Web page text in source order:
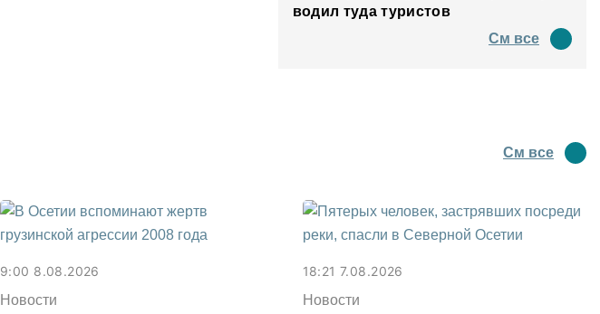
водил туда туристов
См все
См все
9:00 8.08.2026
Новости
18:21 7.08.2026
Новости